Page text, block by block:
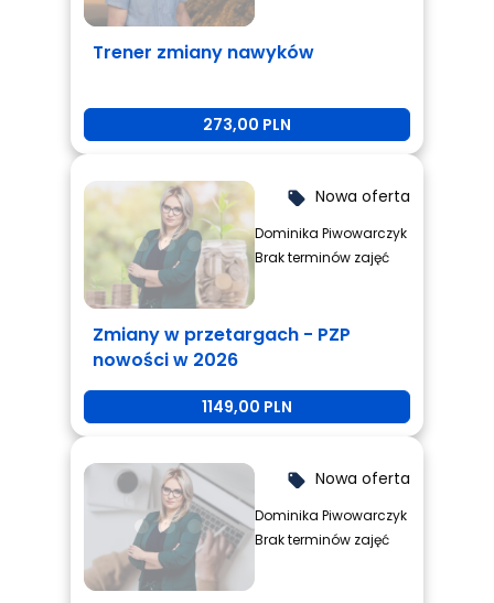
Trener zmiany nawyków
273,00 PLN
local_offer Nowa oferta
Dominika Piwowarczyk
Brak terminów zajęć
Zmiany w przetargach - PZP
nowości w 2026
1149,00 PLN
local_offer Nowa oferta
Dominika Piwowarczyk
Brak terminów zajęć